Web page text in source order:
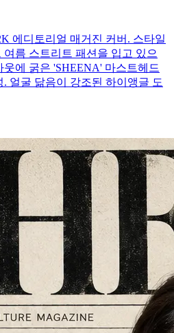
에디토리얼 매거진 커버. 스타일
름 스트리트 패션을 입고 있으
에 굵은 'SHEENA' 마스트헤드
얼굴 닮음이 강조된 하이앵글 도